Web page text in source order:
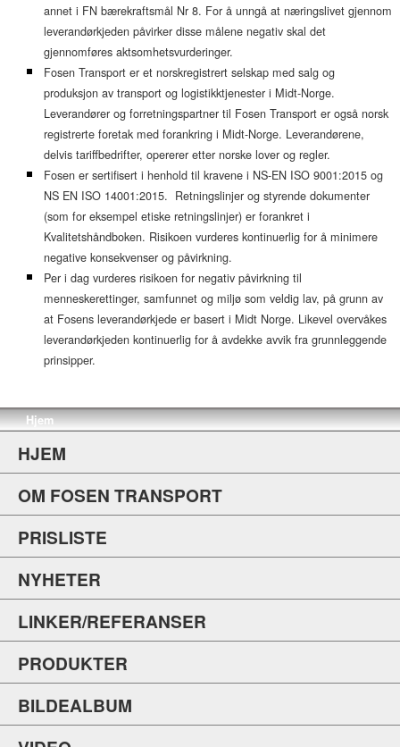
annet i FN bærekraftsmål Nr 8. For å unngå at næringslivet gjennom
leverandørkjeden påvirker disse målene negativ skal det
gjennomføres aktsomhetsvurderinger.
Fosen Transport er et norskregistrert selskap med salg og
produksjon av transport og logistikktjenester i Midt-Norge.
Leverandører og forretningspartner til Fosen Transport er også norsk
registrerte foretak med forankring i Midt-Norge. Leverandørene,
delvis tariffbedrifter, opererer etter norske lover og regler.
Fosen er sertifisert i henhold til kravene i NS-EN ISO 9001:2015 og
NS EN ISO 14001:2015. Retningslinjer og styrende dokumenter
(som for eksempel etiske retningslinjer) er forankret i
Kvalitetshåndboken. Risikoen vurderes kontinuerlig for å minimere
negative konsekvenser og påvirkning.
Per i dag vurderes risikoen for negativ påvirkning til
menneskerettinger, samfunnet og miljø som veldig lav, på grunn av
at Fosens leverandørkjede er basert i Midt Norge. Likevel overvåkes
leverandørkjeden kontinuerlig for å avdekke avvik fra grunnleggende
prinsipper.
Hjem
HJEM
OM FOSEN TRANSPORT
PRISLISTE
NYHETER
LINKER/REFERANSER
PRODUKTER
BILDEALBUM